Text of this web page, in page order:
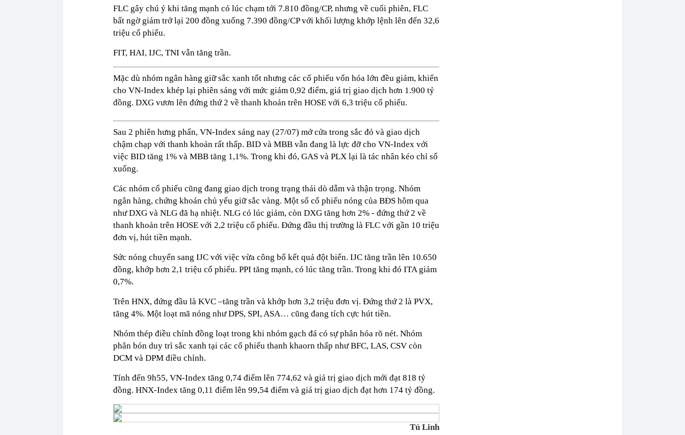
FLC gây chú ý khi tăng mạnh có lúc chạm tới 7.810 đồng/CP, nhưng về cuối phiên, FLC
bất ngờ giảm trở lại 200 đồng xuống 7.390 đồng/CP với khối lượng khớp lệnh lên đến 32,6
triệu cổ phiếu.
FIT, HAI, IJC, TNI vẫn tăng trần.
Mặc dù nhóm ngân hàng giữ sắc xanh tốt nhưng các cổ phiếu vốn hóa lớn đều giảm, khiến
cho VN-Index khép lại phiên sáng với mức giảm 0,92 điểm, giá trị giao dịch hơn 1.900 tỷ
đồng. DXG vươn lên đứng thứ 2 về thanh khoản trên HOSE với 6,3 triệu cổ phiếu.
Sau 2 phiên hưng phấn, VN-Index sáng nay (27/07) mở cửa trong sắc đỏ và giao dịch
chậm chạp với thanh khoản rất thấp. BID và MBB vẫn đang là lực đỡ cho VN-Index với
việc BID tăng 1% và MBB tăng 1,1%. Trong khi đó, GAS và PLX lại là tác nhân kéo chỉ số
xuống.
Các nhóm cổ phiếu cũng đang giao dịch trong trạng thái dò dẫm và thận trọng. Nhóm
ngân hàng, chứng khoán chủ yếu giữ sắc vàng. Một số cổ phiếu nóng của BĐS hôm qua
như DXG và NLG đã hạ nhiệt. NLG có lúc giảm, còn DXG tăng hơn 2% - đứng thứ 2 về
thanh khoản trên HOSE với 2,2 triệu cổ phiếu. Đứng đầu thị trường là FLC với gần 10 triệu
đơn vị, hút tiền mạnh.
Sức nóng chuyển sang IJC với việc vừa công bố kết quả đột biến. IJC tăng trần lên 10.650
đồng, khớp hơn 2,1 triệu cổ phiếu. PPI tăng mạnh, có lúc tăng trần. Trong khi đó ITA giảm
0,7%.
Trên HNX, đứng đầu là KVC –tăng trần và khớp hơn 3,2 triệu đơn vị. Đứng thứ 2 là PVX,
tăng 4%. Một loạt mã nóng như DPS, SPI, ASA… cũng đang tích cực hút tiền.
Nhóm thép điều chỉnh đồng loạt trong khi nhóm gạch đá có sự phân hóa rõ nét. Nhóm
phân bón duy trì sắc xanh tại các cổ phiếu thanh khaorn thấp như BFC, LAS, CSV còn
DCM và DPM điều chỉnh.
Tính đến 9h55, VN-Index tăng 0,74 điểm lên 774,62 và giá trị giao dịch mới đạt 818 tỷ
đồng. HNX-Index tăng 0,11 điểm lên 99,54 điểm và giá trị giao dịch đạt hơn 174 tỷ đồng.
Tú Linh